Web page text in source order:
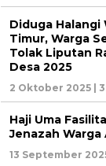
Diduga Halangi
Timur, Warga
Tolak Liputan
Desa 2025
2 Oktober 2025 |
Haji Uma
Jenazah
13 September